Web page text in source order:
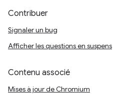
Contribuer
Signaler un bug
Afficher les questions en suspens
Contenu associé
Mises à jour de Chromium